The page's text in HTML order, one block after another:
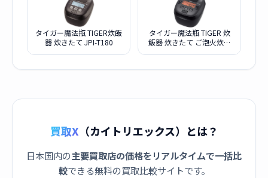
タイガー魔法瓶 TIGER炊飯
器 炊きたて JPI-T180
タイガー魔法瓶 TIGER 炊
飯器 炊きたて ご泡火炊き
買取X （カイトリエックス）とは？
日本国内の主要買取店の価格をリアルタイムで一括比
較できる無料の買取比較サイトです。